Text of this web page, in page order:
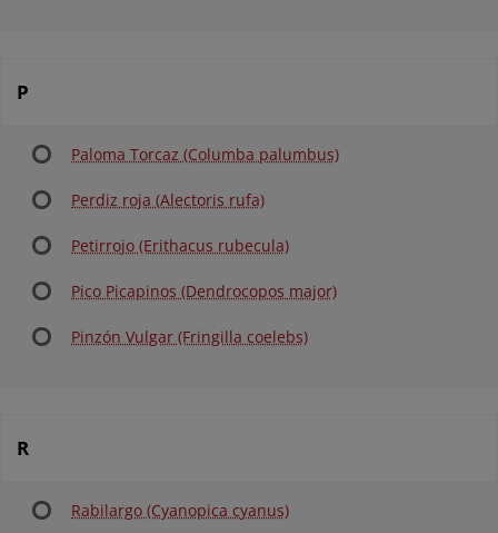
P
Paloma Torcaz (Columba palumbus)
Perdiz roja (Alectoris rufa)
Petirrojo (Erithacus rubecula)
Pico Picapinos (Dendrocopos major)
Pinzón Vulgar (Fringilla coelebs)
R
Rabilargo (Cyanopica cyanus)